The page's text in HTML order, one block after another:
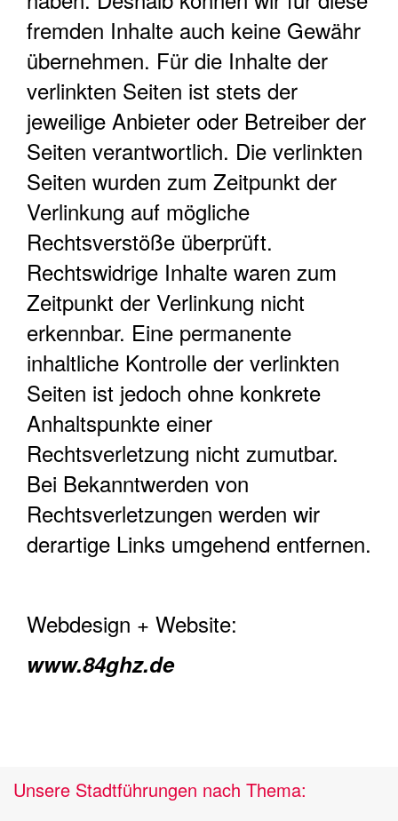
fremden Inhalte auch keine Gewähr
übernehmen. Für die Inhalte der
verlinkten Seiten ist stets der
jeweilige Anbieter oder Betreiber der
Seiten verantwortlich. Die verlinkten
Seiten wurden zum Zeitpunkt der
Verlinkung auf mögliche
Rechtsverstöße überprüft.
Rechtswidrige Inhalte waren zum
Zeitpunkt der Verlinkung nicht
erkennbar. Eine permanente
inhaltliche Kontrolle der verlinkten
Seiten ist jedoch ohne konkrete
Anhaltspunkte einer
Rechtsverletzung nicht zumutbar.
Bei Bekanntwerden von
Rechtsverletzungen werden wir
derartige Links umgehend entfernen.
Webdesign + Website:
www.84ghz.de
Unsere Stadtführungen nach Thema: